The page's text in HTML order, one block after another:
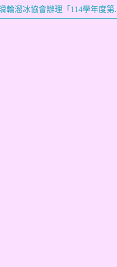
輪溜冰協會辦理「114學年度第...